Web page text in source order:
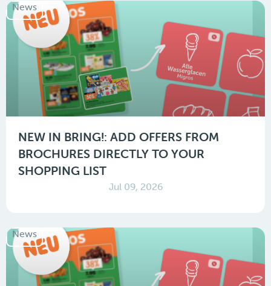
News
NEW IN BRING!: ADD OFFERS FROM
BROCHURES DIRECTLY TO YOUR
SHOPPING LIST
Jul 09, 2026
News